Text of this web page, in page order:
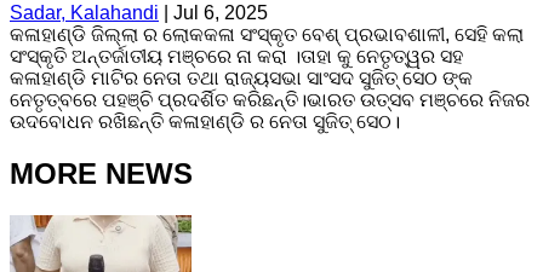
Sadar, Kalahandi
Jul 6, 2025
କଳାହାଣ୍ଡି ଜିଲ୍ଲା ର ଲୋକକଳା ସଂସ୍କୃତ ବେଶ୍ ପ୍ରଭାବଶାଳୀ, ସେହି କଲା
ସଂସ୍କୃତି ଅନ୍ତର୍ଜାତୀୟ ମଞ୍ଚରେ ନା କରା ।ତାହା କୁ ନେତୃତ୍ୱର ସହ
କଳାହାଣ୍ଡି ମାଟିର ନେତା ତଥା ରାଜ୍ୟସଭା ସାଂସଦ ସୁଜିତ୍ ସେଠ ଙ୍କ
ନେତୃତ୍ବରେ ପହଞ୍ଚି ପ୍ରଦର୍ଶିତ କରିଛନ୍ତି।ଭାରତ ଉତ୍ସବ ମଞ୍ଚରେ ନିଜର
ଉଦବୋଧନ ରଖିଛନ୍ତି କଳାହାଣ୍ଡି ର ନେତା ସୁଜିତ୍ ସେଠ।
MORE NEWS